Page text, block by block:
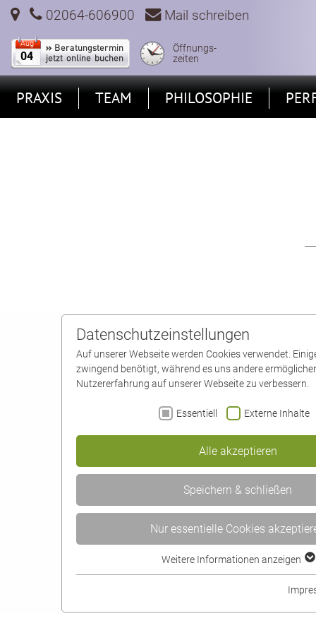
Zum Hauptinhalt springen
02064-606900 Mail schreiben
Aug
04
Öffnungs-
zeiten
PRAXIS TEAM PHILOSOPHIE
Datenschutzeinstellungen
Auf unserer Webseite werden Cookies verwendet.
zwingend benötigt, während es uns andere
Nutzererfahrung auf unserer Webseite zu verbessern.
Essentiell Externe Inhalte
Alle akzeptieren
Speichern & schließen
Nur essentielle Cookies
Essentielle Cookies werden für grundlegende
funktioniert.
Weitere Informationen anzeigen